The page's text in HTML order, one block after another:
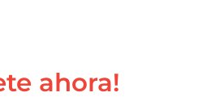
ahora!